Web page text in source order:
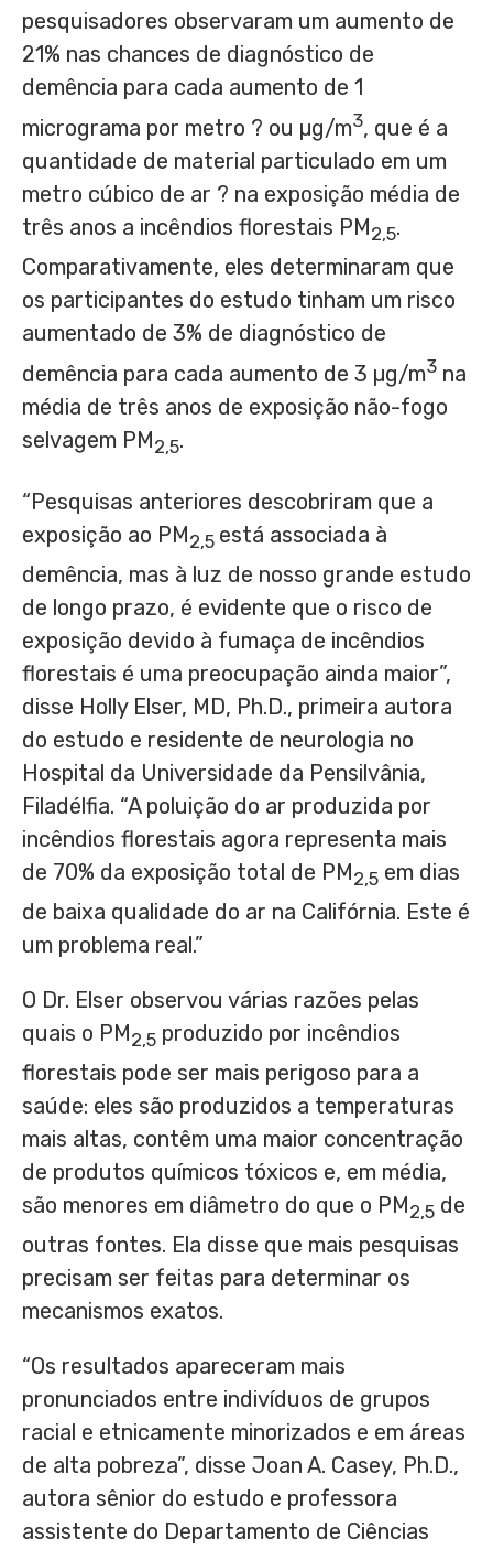
pesquisadores observaram um aumento de
21% nas chances de diagnóstico de
demência para cada aumento de 1
micrograma por metro ? ou µg/m3, que é a
quantidade de material particulado em um
metro cúbico de ar ? na exposição média de
três anos a incêndios florestais PM2,5.
Comparativamente, eles determinaram que
os participantes do estudo tinham um risco
aumentado de 3% de diagnóstico de
demência para cada aumento de 3 µg/m3 na
média de três anos de exposição não-fogo
selvagem PM2,5.
“Pesquisas anteriores descobriram que a
exposição ao PM2,5 está associada à
demência, mas à luz de nosso grande estudo
de longo prazo, é evidente que o risco de
exposição devido à fumaça de incêndios
florestais é uma preocupação ainda maior”,
disse Holly Elser, MD, Ph.D., primeira autora
do estudo e residente de neurologia no
Hospital da Universidade da Pensilvânia,
Filadélfia. “A poluição do ar produzida por
incêndios florestais agora representa mais
de 70% da exposição total de PM2,5 em dias
de baixa qualidade do ar na Califórnia. Este é
um problema real.”
O Dr. Elser observou várias razões pelas
quais o PM2,5 produzido por incêndios
florestais pode ser mais perigoso para a
saúde: eles são produzidos a temperaturas
mais altas, contêm uma maior concentração
de produtos químicos tóxicos e, em média,
são menores em diâmetro do que o PM2,5 de
outras fontes. Ela disse que mais pesquisas
precisam ser feitas para determinar os
mecanismos exatos.
“Os resultados apareceram mais
pronunciados entre indivíduos de grupos
racial e etnicamente minorizados e em áreas
de alta pobreza”, disse Joan A. Casey, Ph.D.,
autora sênior do estudo e professora
assistente do Departamento de Ciências